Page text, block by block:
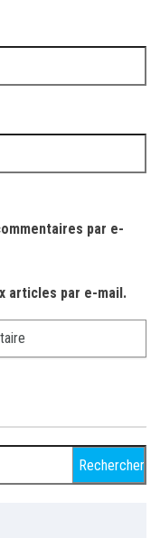
par e-
articles par e-mail.